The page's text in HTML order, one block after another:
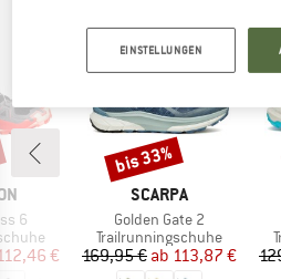
6
Preis
€
MARKE
SCARPA
Artikel
Golden Gate 2
Produktgruppe
Trailrunningschuhe
Preis
169,95 € reduzierter Preis
ab 113,87 €
Rabatt
bis 33%
EINSTELLUNGEN